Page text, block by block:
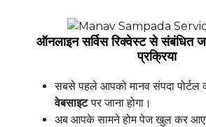
ऑनलाइन सर्विस रिक्वेस्ट से संबंधित
प्रक्रिया
सबसे पहले आपको मानव संपदा पोर्टल
वेबसाइटपर जाना होगा।
अब आपके सामने होम पेज खुल कर